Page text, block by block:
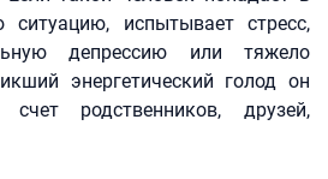
испытывает стресс,
депрессию или тяжело
энергетический голод он
родственников, друзей,